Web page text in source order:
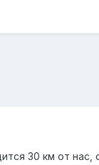
30 км от нас,